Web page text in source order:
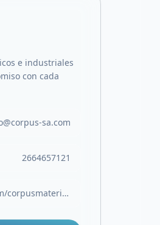
e industriales
con cada
sa.com
2664657121
https://www.instagram.com/corpusmateriales/